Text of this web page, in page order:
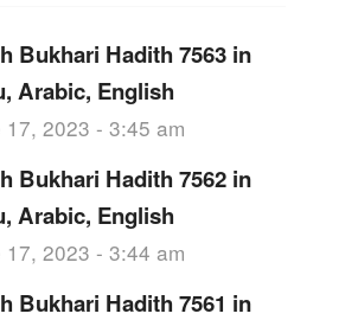
Bukhari Hadith 7563 in
Arabic, English
17, 2023 - 3:45 am
Bukhari Hadith 7562 in
Arabic, English
17, 2023 - 3:44 am
Bukhari Hadith 7561 in